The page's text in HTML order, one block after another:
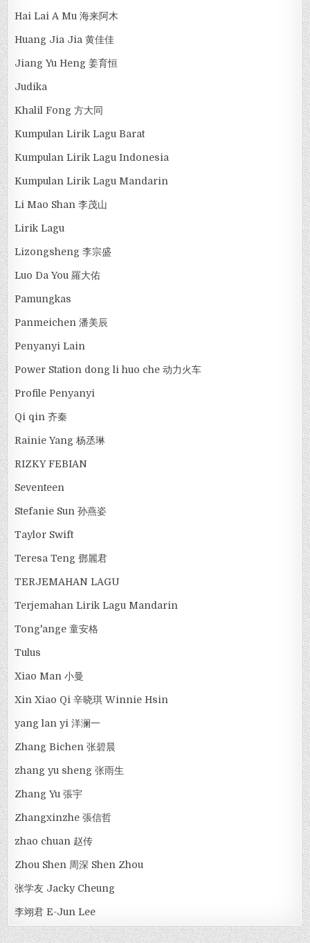
Hai Lai A Mu 海来阿木
Huang Jia Jia 黄佳佳
Jiang Yu Heng 姜育恒
Judika
Khalil Fong 方大同
Kumpulan Lirik Lagu Barat
Kumpulan Lirik Lagu Indonesia
Kumpulan Lirik Lagu Mandarin
Li Mao Shan 李茂山
Lirik Lagu
Lizongsheng 李宗盛
Luo Da You 羅大佑
Pamungkas
Panmeichen 潘美辰
Penyanyi Lain
Power Station dong li huo che 动力火车
Profile Penyanyi
Qi qin 齐秦
Rainie Yang 杨丞琳
RIZKY FEBIAN
Seventeen
Stefanie Sun 孙燕姿
Taylor Swift
Teresa Teng 鄧麗君
TERJEMAHAN LAGU
Terjemahan Lirik Lagu Mandarin
Tong'ange 童安格
Tulus
Xiao Man 小曼
Xin Xiao Qi 辛晓琪 Winnie Hsin
yang lan yi 洋澜一
Zhang Bichen 张碧晨
zhang yu sheng 张雨生
Zhang Yu 張宇
Zhangxinzhe 張信哲
zhao chuan 赵传
Zhou Shen 周深 Shen Zhou
张学友 Jacky Cheung
李翊君 E-Jun Lee